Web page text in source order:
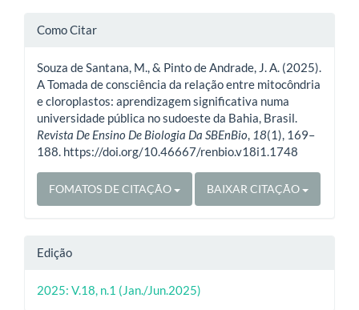
Detalhes
artigo
Como Citar
Souza de Santana, M., & Pinto de Andrade, J. A. (2025).
A Tomada de consciência da relação entre mitocôndria
e cloroplastos: aprendizagem significativa numa
universidade pública no sudoeste da Bahia, Brasil.
Revista De Ensino De Biologia Da SBEnBio, 18(1), 169–
188. https://doi.org/10.46667/renbio.v18i1.1748
FOMATOS DE CITAÇÃO BAIXAR CITAÇÃO
Edição
2025: V.18, n.1 (Jan./Jun.2025)